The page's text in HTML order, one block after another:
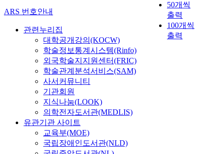
50개씩
출력
100개씩
출력
ARS 번호안내
관련누리집
대학공개강의(KOCW)
학술정보통계시스템(Rinfo)
외국학술지지원센터(FRIC)
학술관계분석서비스(SAM)
사서커뮤니티
기관회원
지식나눔(LOOK)
의학전자도서관(MEDLIS)
유관기관 사이트
교육부(MOE)
국립장애인도서관(NLD)